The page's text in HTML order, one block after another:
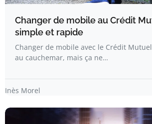
Changer de mobile au Crédit
simple et rapide
Changer de mobile avec le Crédit
au cauchemar, mais ça ne…
Inès Morel